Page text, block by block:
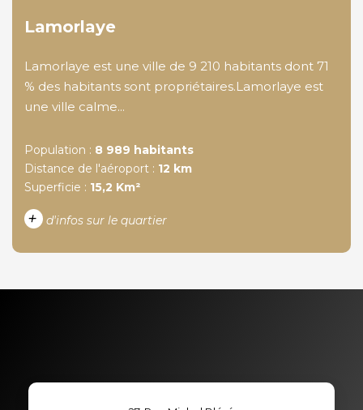
Lamorlaye
Lamorlaye est une ville de 9 210 habitants dont 71
% des habitants sont propriétaires.Lamorlaye est
une ville calme...
Population : 8 989 habitants
Distance de l'aéroport : 12 km
Superficie : 15,2 Km²
+ d'infos sur le quartier